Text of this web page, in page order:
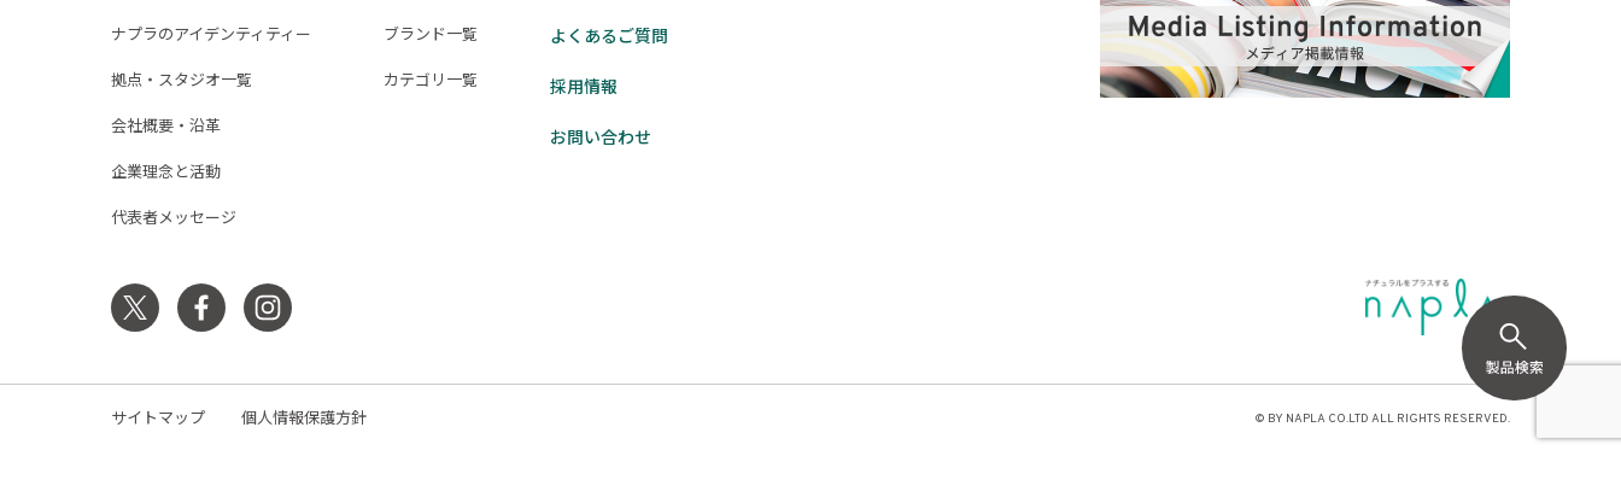
ナプラのアイデンティティー
拠点・スタジオ一覧
会社概要・沿革
企業理念と活動
代表者メッセージ
ブランド一覧
カテゴリ一覧
よくあるご質問
採用情報
お問い合わせ
サイトマップ 個人情報保護方針 © BY NAPLA CO.LTD ALL RIGHTS RESERVED.